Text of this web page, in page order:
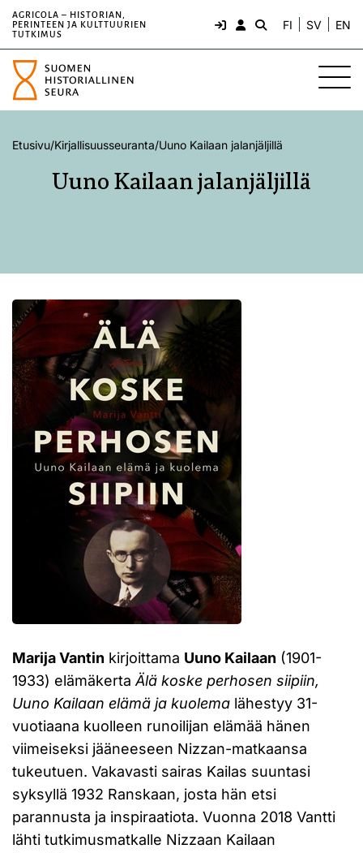
AGRICOLA – HISTORIAN,
PERINTEEN JA KULTTUURIEN
TUTKIMUS
FI SV EN
Etusivu/Kirjallisuusseuranta/Uuno Kailaan jalanjäljillä
Uuno Kailaan jalanjäljillä
Marija Vantin kirjoittama Uuno Kailaan (1901-
1933) elämäkerta Älä koske perhosen siipiin,
Uuno Kailaan elämä ja kuolema lähestyy 31-
vuotiaana kuolleen runoilijan elämää hänen
viimeiseksi jääneeseen Nizzan-matkaansa
tukeutuen. Vakavasti sairas Kailas suuntasi
syksyllä 1932 Ranskaan, josta hän etsi
parannusta ja inspiraatiota. Vuonna 2018 Vantti
lähti tutkimusmatkalle Nizzaan Kailaan